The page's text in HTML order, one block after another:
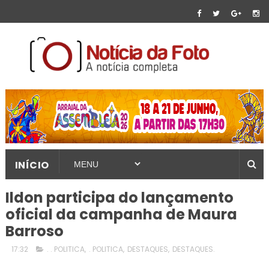
INÍCIO
Ildon participa do lançamento
oficial da campanha de Maura
Barroso
17:32 . . POLITICA, . POLITICA, DESTAQUES, DESTAQUES.